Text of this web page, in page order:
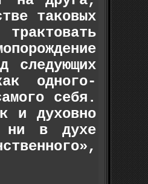
таковых
следующих
одного-
себя.
и духовно
ни в духе